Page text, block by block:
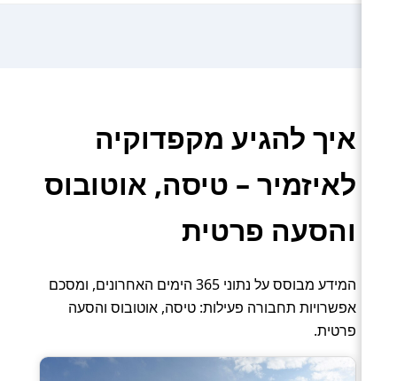
איך להגיע מקפדוקיה
לאיזמיר – טיסה, אוטובוס
והסעה פרטית
המידע מבוסס על נתוני 365 הימים האחרונים, ומסכם
אפשרויות תחבורה פעילות: טיסה, אוטובוס והסעה
פרטית.